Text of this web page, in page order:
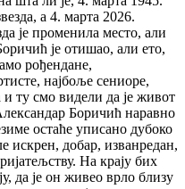
а 4. марта 2026.
је променила место, али
је отишао, али ето,
рођендане,
најбоље сениоре,
ту смо видели да је живот
Боричић наравно
остаће уписано дубоко
искрен, добар, изванредан,
На крају бих
да је он живео врло близу